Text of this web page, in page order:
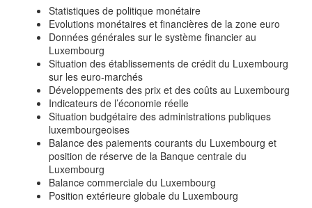
Statistiques de politique monétaire
Evolutions monétaires et financières de la zone euro
Données générales sur le système financier au
Luxembourg
Situation des établissements de crédit du Luxembourg
sur les euro-marchés
Développements des prix et des coûts au Luxembourg
Indicateurs de l’économie réelle
Situation budgétaire des administrations publiques
luxembourgeoises
Balance des paiements courants du Luxembourg et
position de réserve de la Banque centrale du
Luxembourg
Balance commerciale du Luxembourg
Position extérieure globale du Luxembourg